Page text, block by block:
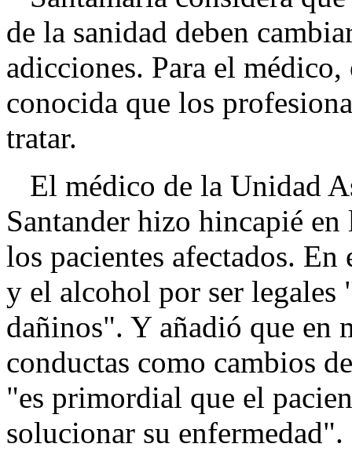
de la sanidad deben
adicciones. Para el
conocida que los
tratar.
El médico de la Unidad
Santander hizo hincapié
los pacientes afectados.
y el alcohol por ser legales
dañinos". Y añadió que en
conductas como cambios
"es primordial que el
solucionar su